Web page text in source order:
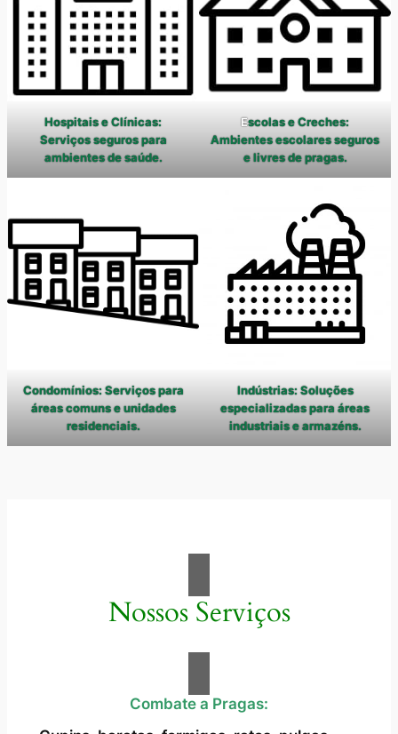
Hospitais e Clínicas:
Serviços seguros para
ambientes de saúde.
Escolas e Creches:
Ambientes escolares seguros
e livres de pragas.
Condomínios: Serviços para
áreas comuns e unidades
residenciais.
Indústrias: Soluções
especializadas para áreas
industriais e armazéns.
Nossos Serviços
Combate a Pragas: